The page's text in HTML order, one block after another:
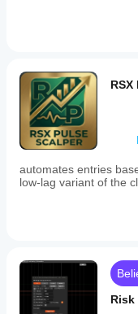
RSX
automates entries
low-lag variant of the
Risk